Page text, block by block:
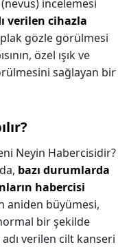
(nevüs) incelemesi
verilen cihazla
gözle görülmesi
özel ışık ve
sağlayan bir
Neyin Habercisidir?
bazı durumlarda
habercisi
aniden büyümesi,
bir şekilde
verilen cilt kanseri